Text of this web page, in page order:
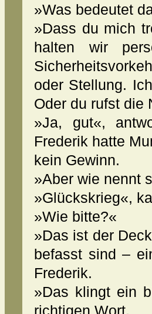
»Was bedeutet
»Dass du mich
halten wir
oder Stellung.
Oder du rufst die
»Ja, gut«,
Frederik hatte
kein Gewinn.
»Aber wie nennt
»Glückskrieg«,
»Wie bitte?«
»Das ist der
befasst sind –
Frederik.
»Das klingt ein